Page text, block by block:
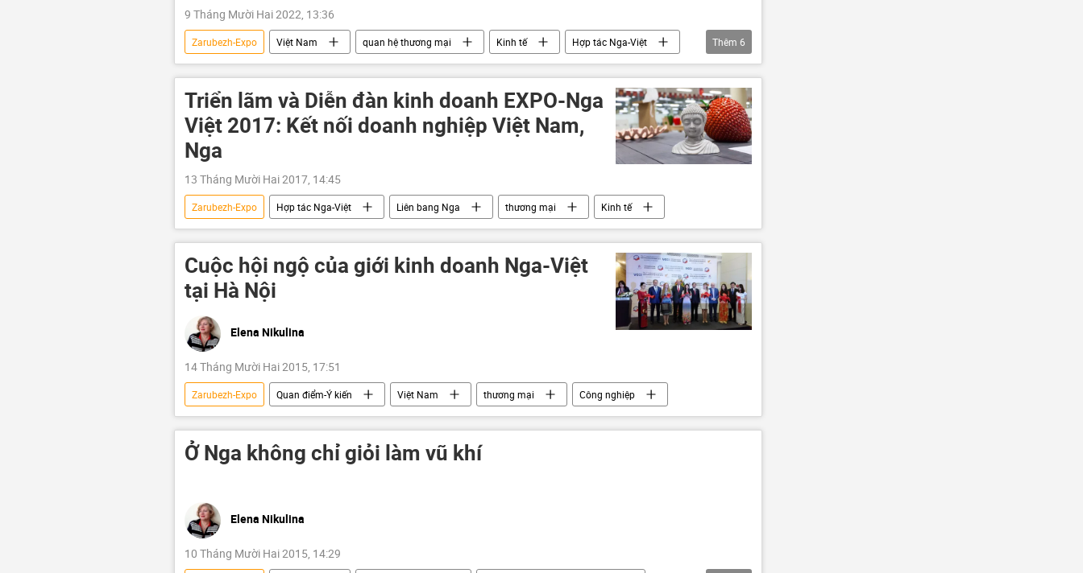
9 Tháng Mười Hai 2022, 13:36
Zarubezh-Expo Việt Nam quan hệ thương mại Kinh tế
Hợp tác Nga-Việt
dự án hợp tác kinh tế
Ukraina Nga doanh nghiệp
Tác giả
Quan điểm-Ý kiến
Thêm 6
Triển lãm và Diễn đàn kinh doanh EXPO-Nga
Việt 2017: Kết nối doanh nghiệp Việt Nam,
Nga
13 Tháng Mười Hai 2017, 14:45
Zarubezh-Expo Hợp tác Nga-Việt Liên bang Nga thương mại Kinh tế
Cuộc hội ngộ của giới kinh doanh Nga-Việt
tại Hà Nội
Elena Nikulina
14 Tháng Mười Hai 2015, 17:51
Zarubezh-Expo Quan điểm-Ý kiến Việt Nam thương mại Công nghiệp
Ở Nga không chỉ giỏi làm vũ khí
Elena Nikulina
10 Tháng Mười Hai 2015, 14:29